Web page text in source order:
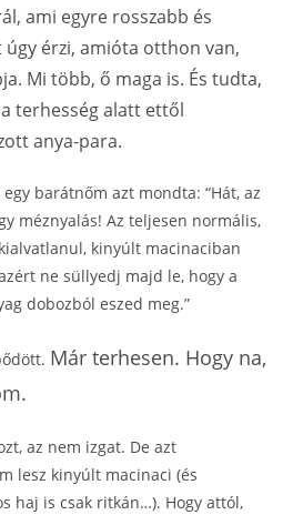
ami egyre rosszabb és
úgy érzi, amióta otthon van,
Mi több, ő maga is. És tudta,
terhesség alatt ettől
anya-para.
barátnőm azt mondta: “Hát, az
méznyalás! Az teljesen normális,
kinyúlt macinaciban
ne süllyedj majd le, hogy a
dobozból eszed meg.”
Már terhesen. Hogy na,
az nem izgat. De azt
lesz kinyúlt macinaci (és
haj is csak ritkán…). Hogy attól,